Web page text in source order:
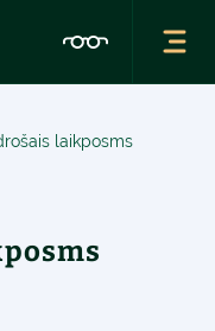
laikposms